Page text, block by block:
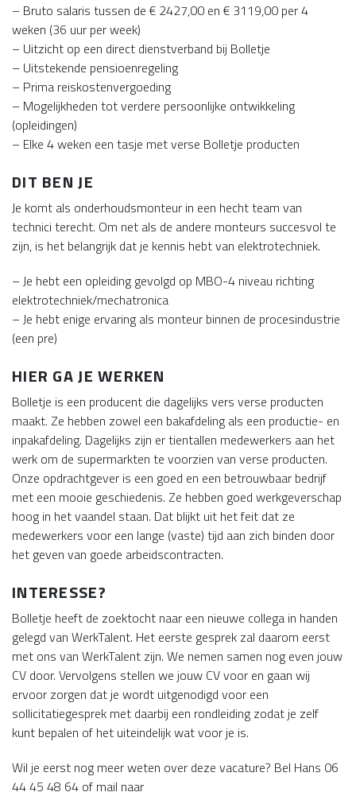
– Bruto salaris tussen de € 2427,00 en € 3119,00 per 4
weken (36 uur per week)
– Uitzicht op een direct dienstverband bij Bolletje
– Uitstekende pensioenregeling
– Prima reiskostenvergoeding
– Mogelijkheden tot verdere persoonlijke ontwikkeling
(opleidingen)
– Elke 4 weken een tasje met verse Bolletje producten
DIT BEN JE
Je komt als onderhoudsmonteur in een hecht team van
technici terecht. Om net als de andere monteurs succesvol te
zijn, is het belangrijk dat je kennis hebt van elektrotechniek.
– Je hebt een opleiding gevolgd op MBO-4 niveau richting
elektrotechniek/mechatronica
– Je hebt enige ervaring als monteur binnen de procesindustrie
(een pre)
HIER GA JE WERKEN
Bolletje is een producent die dagelijks vers verse producten
maakt. Ze hebben zowel een bakafdeling als een productie- en
inpakafdeling. Dagelijks zijn er tientallen medewerkers aan het
werk om de supermarkten te voorzien van verse producten.
Onze opdrachtgever is een goed en een betrouwbaar bedrijf
met een mooie geschiedenis. Ze hebben goed werkgeverschap
hoog in het vaandel staan. Dat blijkt uit het feit dat ze
medewerkers voor een lange (vaste) tijd aan zich binden door
het geven van goede arbeidscontracten.
INTERESSE?
Bolletje heeft de zoektocht naar een nieuwe collega in handen
gelegd van WerkTalent. Het eerste gesprek zal daarom eerst
met ons van WerkTalent zijn. We nemen samen nog even jouw
CV door. Vervolgens stellen we jouw CV voor en gaan wij
ervoor zorgen dat je wordt uitgenodigd voor een
sollicitatiegesprek met daarbij een rondleiding zodat je zelf
kunt bepalen of het uiteindelijk wat voor je is.
Wil je eerst nog meer weten over deze vacature? Bel Hans 06
44 45 48 64 of mail naar